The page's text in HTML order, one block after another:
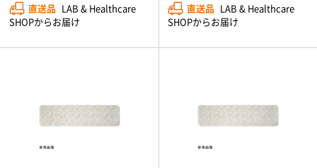
直送品 LAB & Healthcare
SHOPからお届け
直送品 LAB & Healthcare
SHOPからお届け